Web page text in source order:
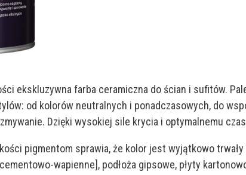
ekskluzywna farba ceramiczna do ścian i sufitów.
od kolorów neutralnych i ponadczasowych, do
Dzięki wysokiej sile krycia i optymalnemu
pigmentom sprawia, że kolor jest wyjątkowo trwały
wapienne], podłoża gipsowe, płyty